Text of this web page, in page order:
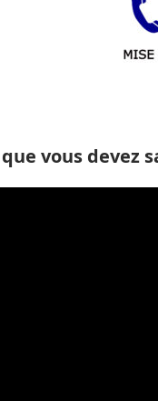
vous devez